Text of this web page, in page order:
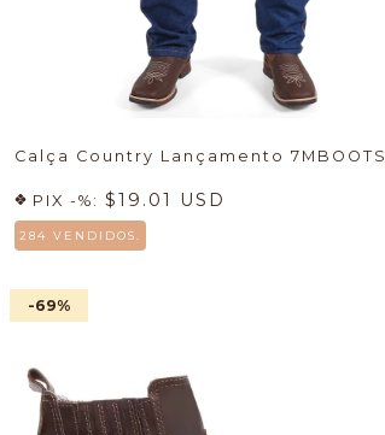
Calça Country Lançamento 7MBOOTS
PIX -%: $19.01 USD
284 VENDIDOS.
-69%